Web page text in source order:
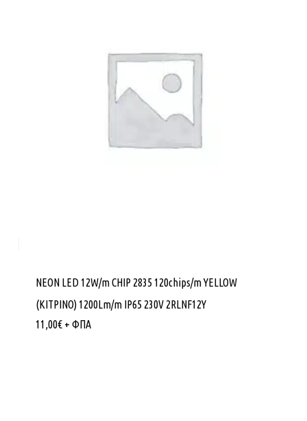
NEON LED 12W/m CHIP 2835 120chips/m YELLOW
(ΚΙΤΡΙΝΟ) 1200Lm/m IP65 230V 2RLNF12Υ
11,00€ + ΦΠΑ